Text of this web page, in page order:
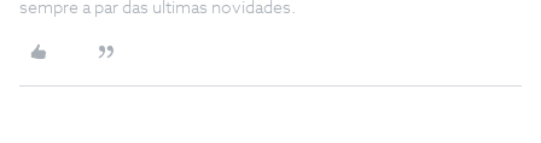
sempre a par das ultimas novidades.